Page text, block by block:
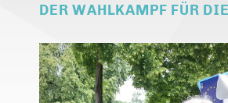
DER WAHLKAMPF FÜR